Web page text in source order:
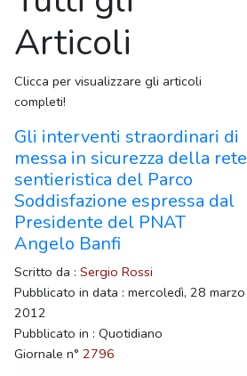
Articoli
Clicca per visualizzare gli articoli
completi!
Gli interventi straordinari di
messa in sicurezza della rete
sentieristica del Parco
Soddisfazione espressa dal
Presidente del PNAT
Angelo Banfi
Scritto da : Sergio Rossi
Pubblicato in data : mercoledì, 28 marzo
2012
Pubblicato in : Quotidiano
Giornale n° 2796